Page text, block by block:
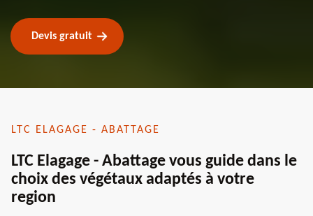
Devis gratuit
LTC ELAGAGE - ABATTAGE
LTC Elagage - Abattage vous guide dans le
choix des végétaux adaptés à votre
region